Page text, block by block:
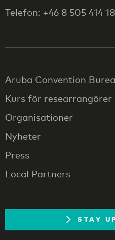
Telefon: +46 8 505 414 18
Aruba Convention
Kurs för researrangörer
Organisationer
Nyheter
Press
Local Partners
STAY